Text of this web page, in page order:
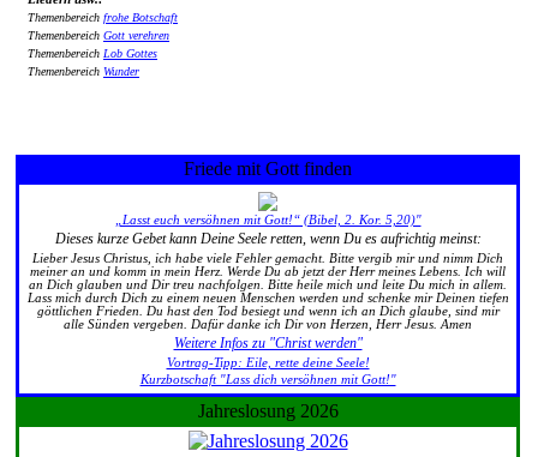
Themenbereich frohe Botschaft
Themenbereich Gott verehren
Themenbereich Lob Gottes
Themenbereich Wunder
Friede mit Gott finden
„Lasst euch versöhnen mit Gott!“ (Bibel, 2. Kor. 5,20)"
Dieses kurze Gebet kann Deine Seele retten, wenn Du es aufrichtig meinst:
Lieber Jesus Christus, ich habe viele Fehler gemacht. Bitte vergib mir und nimm Dich
meiner an und komm in mein Herz. Werde Du ab jetzt der Herr meines Lebens. Ich will
an Dich glauben und Dir treu nachfolgen. Bitte heile mich und leite Du mich in allem.
Lass mich durch Dich zu einem neuen Menschen werden und schenke mir Deinen tiefen
göttlichen Frieden. Du hast den Tod besiegt und wenn ich an Dich glaube, sind mir
alle Sünden vergeben. Dafür danke ich Dir von Herzen, Herr Jesus. Amen
Weitere Infos zu "Christ werden"
Vortrag-Tipp: Eile, rette deine Seele!
Kurzbotschaft "Lass dich versöhnen mit Gott!"
Jahreslosung 2026